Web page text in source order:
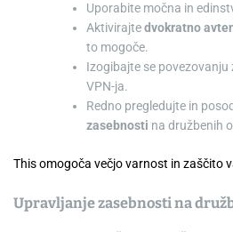
Uporabite močna in
Aktivirajtedvokratno
to mogoče.
Izogibajte se povezovanju
VPN-ja.
Redno pregledujte in
zasebnosti na družbenih
This omogoča večjo varnost in zaščito
Upravljanje zasebnosti na